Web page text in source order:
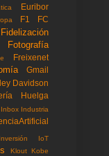
Euribor
F1
FC
Fidelización
Fotografía
Freixenet
Gmail
Davidson
Huelga
Inbox Industria
Inversión IoT
Klout Kobe